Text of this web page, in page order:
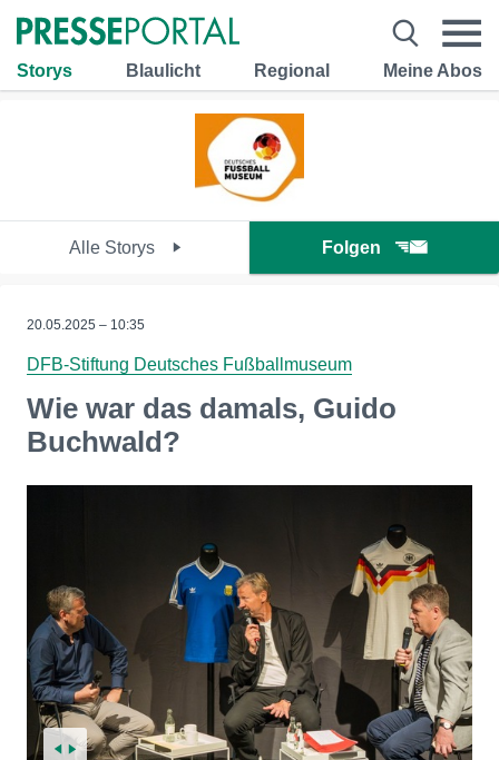
Storys Blaulicht Regional Meine Abos
Alle Storys Folgen
20.05.2025 – 10:35
DFB-Stiftung Deutsches Fußballmuseum
Wie war das damals, Guido
Buchwald?